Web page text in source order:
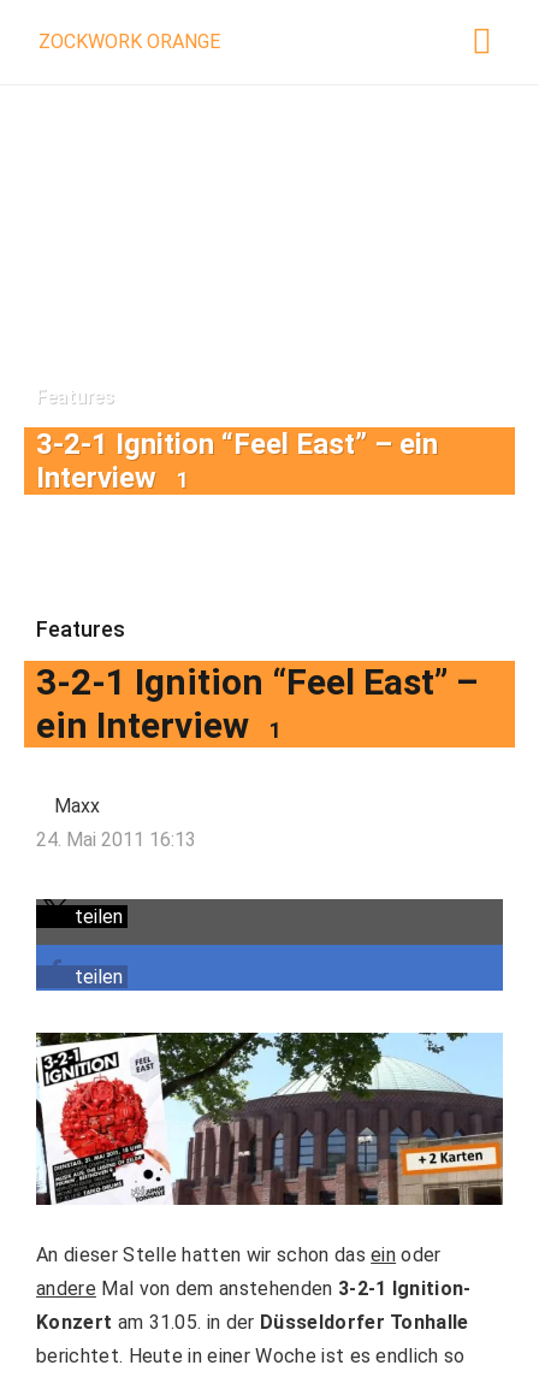
ZOCKWORK ORANGE
Features
3-2-1 Ignition “Feel East” – ein
Interview
1
Features
3-2-1 Ignition “Feel East” –
ein Interview
1
Maxx
24. Mai 2011 16:13
teilen
teilen
An dieser Stelle hatten wir schon dasein oder
andere Mal von dem anstehenden 3-2-1 Ignition-
Konzert am 31.05. in der Düsseldorfer Tonhalle
berichtet. Heute in einer Woche ist es endlich so